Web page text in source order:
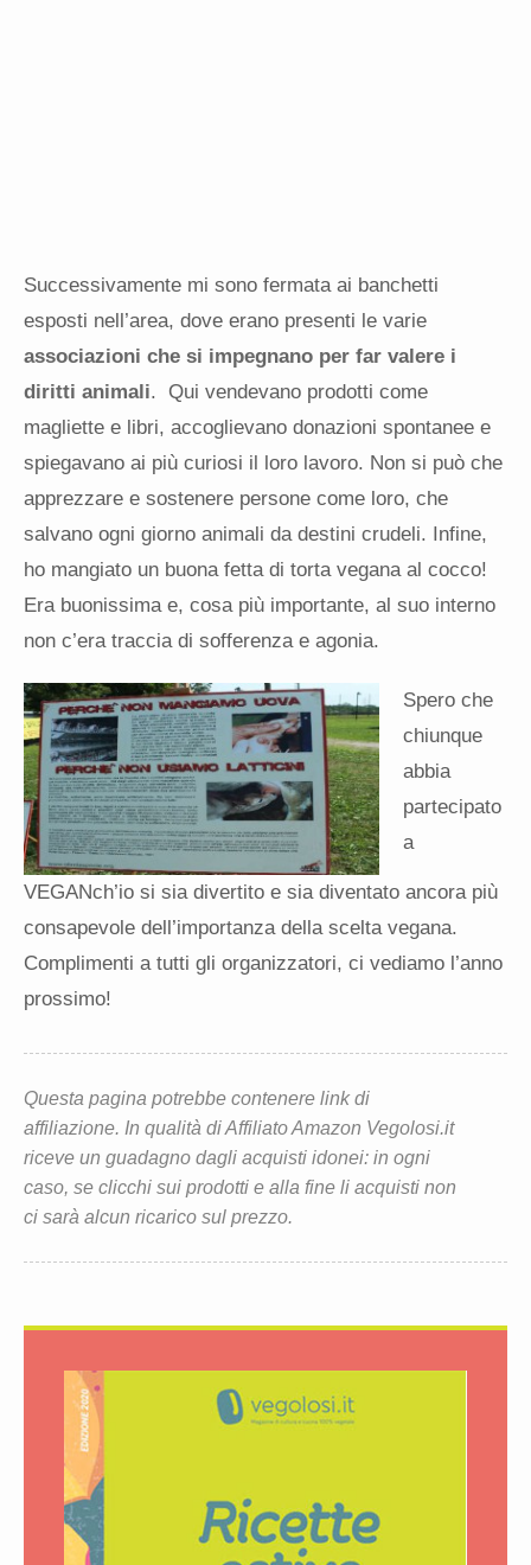
Successivamente mi sono fermata ai banchetti
esposti nell’area, dove erano presenti le varie
associazioni che si impegnano per far valere i
diritti animali. Qui vendevano prodotti come
magliette e libri, accoglievano donazioni spontanee e
spiegavano ai più curiosi il loro lavoro. Non si può che
apprezzare e sostenere persone come loro, che
salvano ogni giorno animali da destini crudeli. Infine,
ho mangiato un buona fetta di torta vegana al cocco!
Era buonissima e, cosa più importante, al suo interno
non c’era traccia di sofferenza e agonia.
Spero che
chiunque
abbia
partecipato
a
VEGANch’io si sia divertito e sia diventato ancora più
consapevole dell’importanza della scelta vegana.
Complimenti a tutti gli organizzatori, ci vediamo l’anno
prossimo!
Questa pagina potrebbe contenere link di
affiliazione. In qualità di Affiliato Amazon Vegolosi.it
riceve un guadagno dagli acquisti idonei: in ogni
caso, se clicchi sui prodotti e alla fine li acquisti non
ci sarà alcun ricarico sul prezzo.